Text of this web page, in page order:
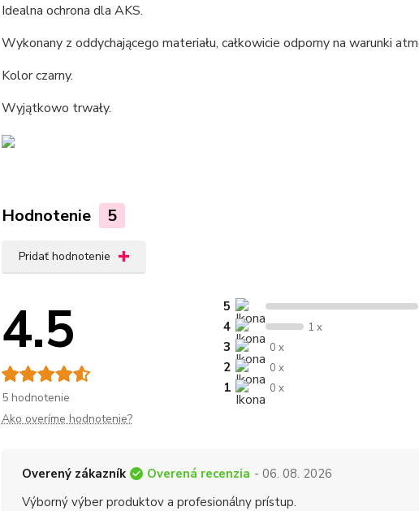
Idealna ochrona dla AKS.
Wykonany z oddychającego materiału, całkowicie odporny na warunki
Kolor czarny.
Wyjątkowo trwały.
Hodnotenie 5
Pridať hodnotenie
4.5
5 hodnotenie
5
4
1 x
3 0 x
2 0 x
1 0 x
Ako overíme hodnotenie?
Overený zákazník Overená recenzia - 06. 08. 2026
Výborný výber produktov a profesionálny prístup.